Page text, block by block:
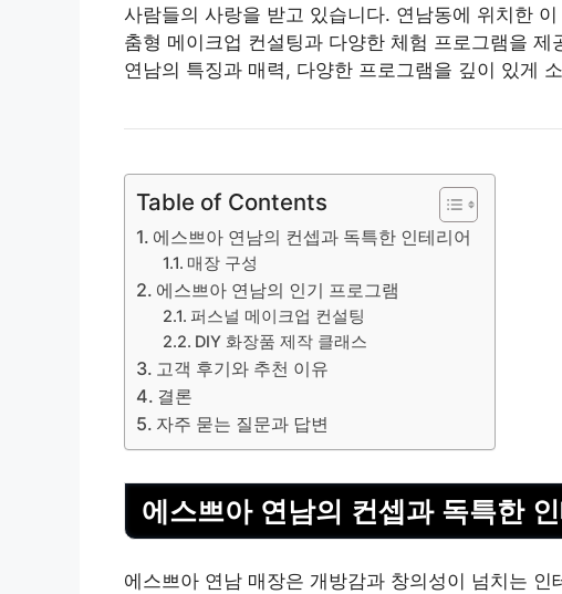
사람들의 사랑을 받고 있습니다. 연남동에 위치한
춤형 메이크업 컨설팅과 다양한 체험 프로그램을
연남의 특징과 매력, 다양한 프로그램을 깊이 있게
Table of Contents
에스쁘아 연남의 컨셉과 독특한 인테리어
매장 구성
에스쁘아 연남의 인기 프로그램
퍼스널 메이크업 컨설팅
DIY 화장품 제작 클래스
고객 후기와 추천 이유
결론
자주 묻는 질문과 답변
에스쁘아 연남의 컨셉과 독특한
에스쁘아 연남 매장은 개방감과 창의성이 넘치는